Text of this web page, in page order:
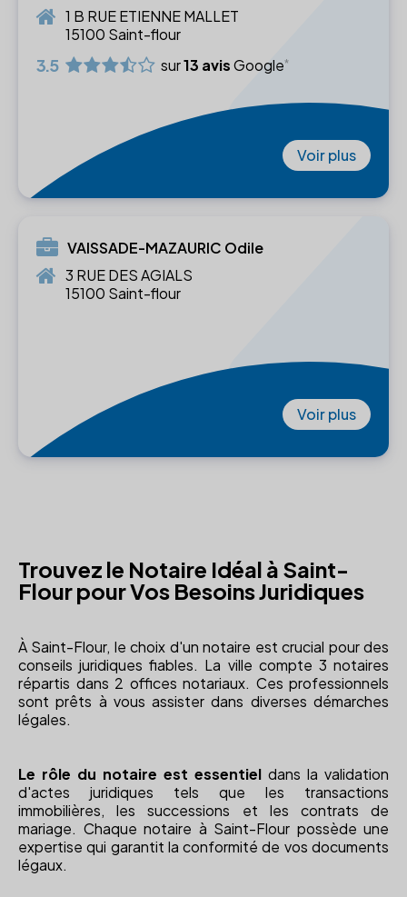
1 B RUE ETIENNE MALLET
15100 Saint-flour
3.5 sur13 avisGoogle
Voir plus
VAISSADE-MAZAURIC Odile
3 RUE DES AGIALS
15100 Saint-flour
Voir plus
Trouvez le Notaire Idéal à Saint-
Flour pour Vos Besoins Juridiques
À Saint-Flour, le choix d'un notaire est crucial pour des
conseils juridiques fiables. La ville compte 3 notaires
répartis dans 2 offices notariaux. Ces professionnels
sont prêts à vous assister dans diverses démarches
légales.
Le rôle du notaire est essentiel dans la validation
d'actes juridiques tels que les transactions
immobilières, les successions et les contrats de
mariage. Chaque notaire à Saint-Flour possède une
expertise qui garantit la conformité de vos documents
légaux.